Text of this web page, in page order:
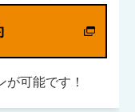
可能です！